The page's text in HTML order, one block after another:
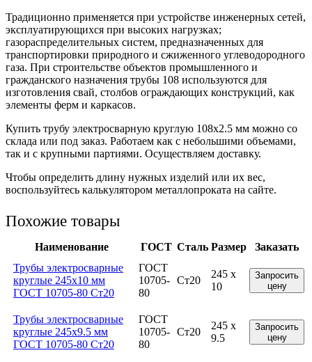
Традиционно применяется при устройстве инженерных сетей,
эксплуатирующихся при высоких нагрузках;
газораспределительных систем, предназначенных для
транспортировки природного и сжиженного углеводородного
газа. При строительстве объектов промышленного и
гражданского назначения трубы 108 используются для
изготовления свай, столбов ограждающих конструкций, как
элементы ферм и каркасов.
Купить трубу электросварную круглую 108х2.5 мм можно со
склада или под заказ. Работаем как с небольшими объемами,
так и с крупными партиями. Осуществляем доставку.
Чтобы определить длину нужных изделий или их вес,
воспользуйтесь калькулятором металлопроката на сайте.
Похожие товары
Наименование ГОСТ Сталь Размер
Заказать
Трубы электросварные
круглые 245x10 мм
ГОСТ 10705-80 Ст20
ГОСТ
10705-
80
Ст20
245 x
10
Запросить
цену
Трубы электросварные
круглые 245x9.5 мм
ГОСТ 10705-80 Ст20
ГОСТ
10705-
80
Ст20
245 x
9.5
Запросить
цену